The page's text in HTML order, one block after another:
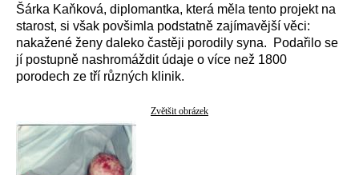
Šárka Kaňková, diplomantka, která měla tento projekt na
starost, si však povšimla podstatně zajímavější věci:
nakažené ženy daleko častěji porodily syna. Podařilo se
jí postupně nashromáždit údaje o více než 1800
porodech ze tří různých klinik.
Zvětšit obrázek